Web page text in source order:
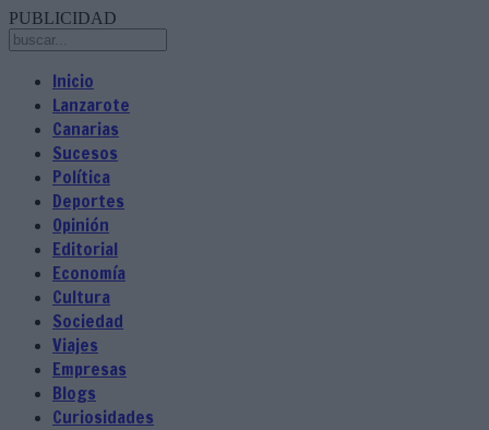
PUBLICIDAD
Inicio
Lanzarote
Canarias
Sucesos
Política
Deportes
Opinión
Editorial
Economía
Cultura
Sociedad
Viajes
Empresas
Blogs
Curiosidades